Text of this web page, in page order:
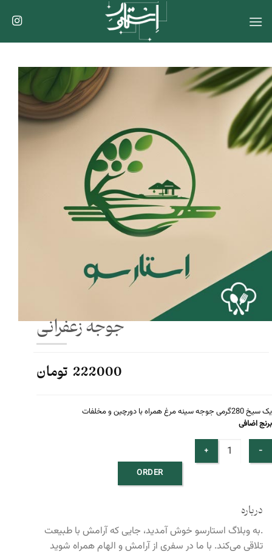
جوجه زعفرانی
222000 تومان
یک سیخ 280گرمی جوجه سینه مرغ همراه با دورچین و مخلفات
برنج اضافی
ORDER
درباره
.به وبلاگ استارسو خوش آمدید، جایی که آرامش با طبیعت
تلاقی می‌کند. با ما در سفری از آرامش و الهام همراه شوید